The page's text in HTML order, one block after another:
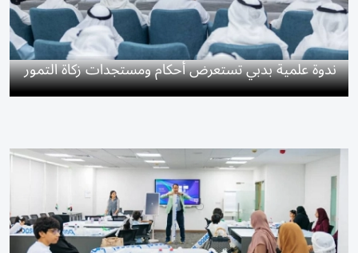
ندوة علمية بدبي تستعرض أحكام ومستجدات زكاة التمور